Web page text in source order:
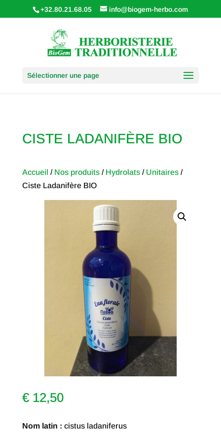
+32.80.21.68.05 info@biogem-herbo.com
Sélectionner une page
CISTE LADANIFÈRE BIO
Accueil / Nos produits/ Hydrolats/ Unitaires/
Ciste Ladanifère BIO
€12,50
Nom latin : cistus ladaniferus